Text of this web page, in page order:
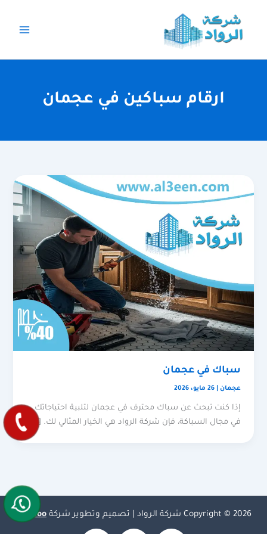
المحتوى
ارقام سباكين في عجمان
سباك في عجمان
عجمان |26 مايو، 2026
إذا كنت تبحث عن سباك محترف في عجمان لتلبية احتياجاتك
في مجال السباكة، فإن شركة الرواد هي الخيار المثالي لك. […]
Copyright © 2026 شركة الرواد | تصميم وتطوير شركة Olymoo